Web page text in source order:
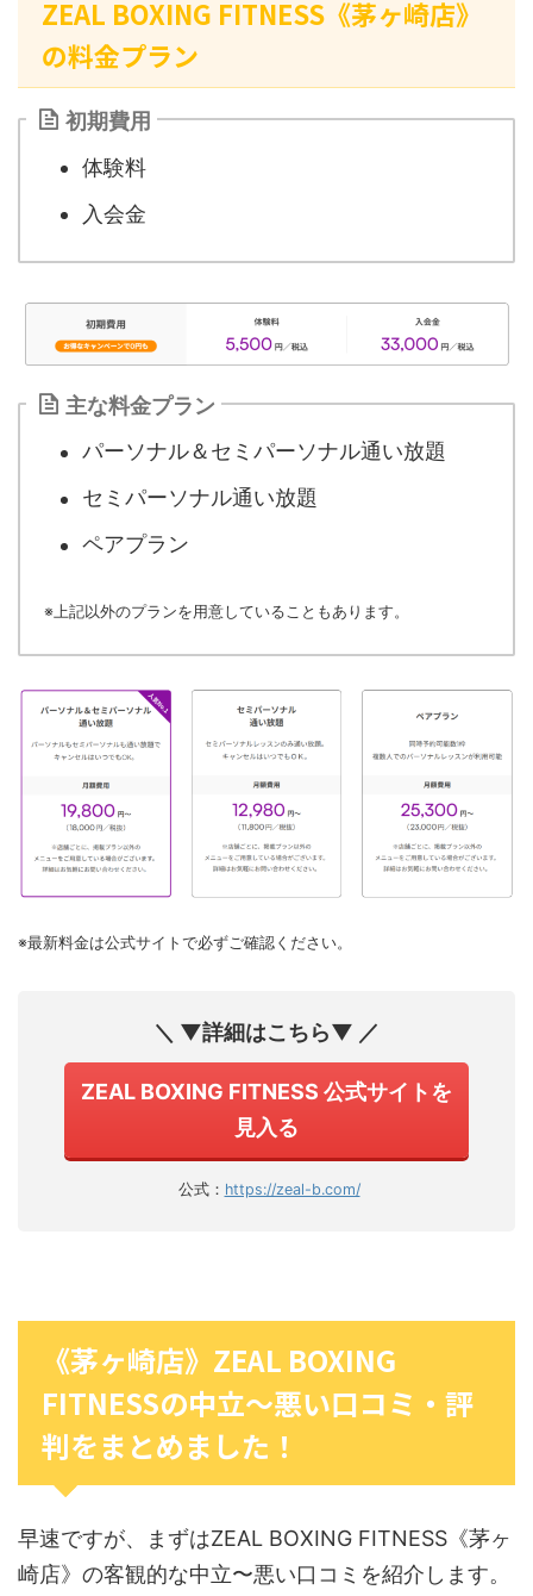
ZEAL BOXING FITNESS《茅ヶ崎店》
の料金プラン
初期費用
体験料
入会金
主な料金プラン
パーソナル＆セミパーソナル通い放題
セミパーソナル通い放題
ペアプラン
※上記以外のプランを用意していることもあります。
※最新料金は公式サイトで必ずご確認ください。
＼ ▼詳細はこちら▼ ／
ZEAL BOXING FITNESS 公式サイトを
見入る
公式： https://zeal-b.com/
《茅ヶ崎店》ZEAL BOXING
FITNESSの中立〜悪い口コミ・評
判をまとめました！
早速ですが、まずはZEAL BOXING FITNESS《茅ヶ
崎店》の客観的な中立〜悪い口コミを紹介します。